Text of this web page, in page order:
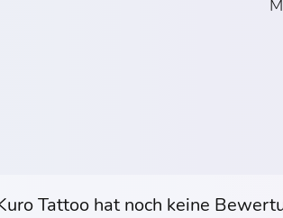
Tattoo hat noch keine